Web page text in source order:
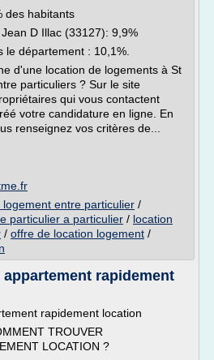
des habitants
D Illac (33127): 9,9%
le département : 10,1%.
d'une location de logements à St
particuliers ? Sur le site
qui vous contactent
votre candidature en ligne. En
renseignez vos critères de...
logement entre particulier /
particulier a particulier / location
/ offre de location logement /
rapidement
rapidement location
TROUVER
LOCATION ?